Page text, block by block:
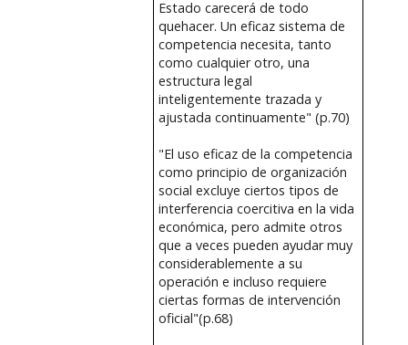
Estado carecerá de todo
quehacer. Un eficaz sistema de
competencia necesita, tanto
como cualquier otro, una
estructura legal
inteligentemente trazada y
ajustada continuamente" (p.70)
"El uso eficaz de la competencia
como principio de organización
social excluye ciertos tipos de
interferencia coercitiva en la vida
económica, pero admite otros
que a veces pueden ayudar muy
considerablemente a su
operación e incluso requiere
ciertas formas de intervención
oficial"(p.68)